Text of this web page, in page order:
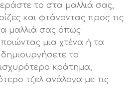
το στα μαλλιά σας,
και φτάνοντας προς τις
μαλλιά σας όπως
μια χτένα ή τα
το
κράτημα,
τζελ ανάλογα με τις